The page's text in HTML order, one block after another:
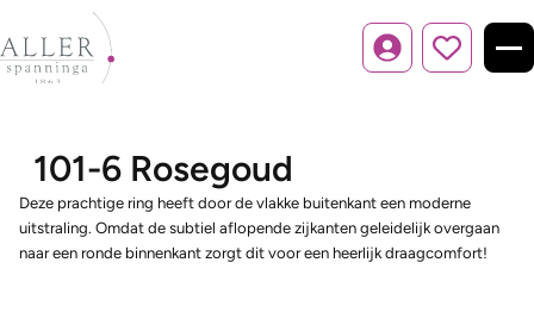
Inloggen
101-6 Rosegoud
Deze prachtige ring heeft door de vlakke buitenkant een moderne
uitstraling. Omdat de subtiel aflopende zijkanten geleidelijk overgaan
naar een ronde binnenkant zorgt dit voor een heerlijk draagcomfort!